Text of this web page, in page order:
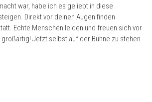
war, habe ich es geliebt in diese
Direkt vor deinen Augen finden
Echte Menschen leiden und freuen sich vor
großartig! Jetzt selbst auf der Bühne zu stehen